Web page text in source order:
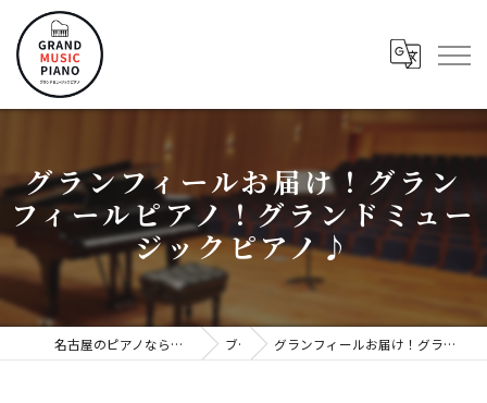
グランフィールお届け！グラン
フィールピアノ！グランドミュー
ジックピアノ♪
名古屋のピアノならグランドミュージックピアノ株式会社 ブログ グランフィールお届け！グランフィールピアノ！グランドミュージックピアノ♪